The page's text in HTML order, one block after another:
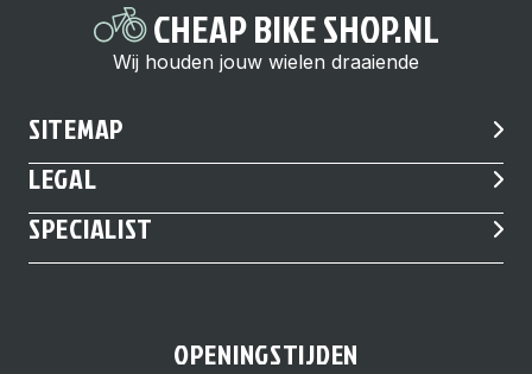
CHEAP BIKE SHOP.NL
Wij houden jouw wielen draaiende
SITEMAP
LEGAL
SPECIALIST
OPENINGSTIJDEN